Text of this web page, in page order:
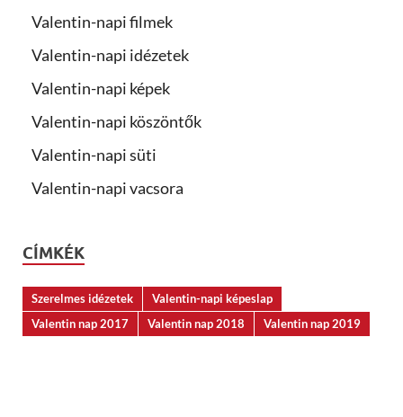
Valentin-napi filmek
Valentin-napi idézetek
Valentin-napi képek
Valentin-napi köszöntők
Valentin-napi süti
Valentin-napi vacsora
CÍMKÉK
Szerelmes idézetek
Valentin-napi képeslap
Valentin nap 2017
Valentin nap 2018 Valentin nap 2019